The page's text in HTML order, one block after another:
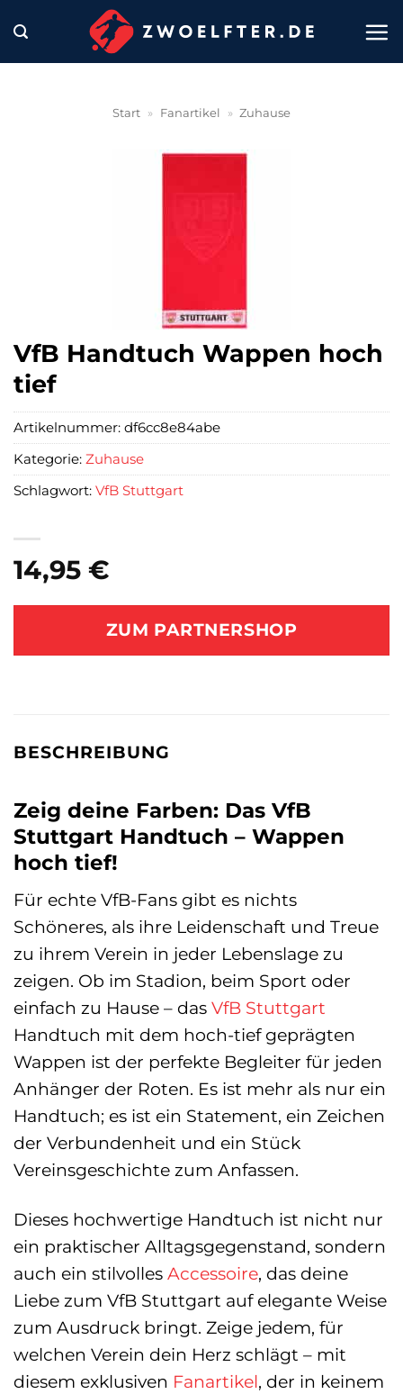
Inhalt
springen
Start » Fanartikel » Zuhause
VfB Handtuch Wappen hoch
tief
14,95 €
ZUM PARTNERSHOP
Artikelnummer: df6cc8e84abe
Kategorie: Zuhause
Schlagwort: VfB Stuttgart
BESCHREIBUNG
Zeig deine Farben: Das VfB
Stuttgart Handtuch – Wappen
hoch tief!
Für echte VfB-Fans gibt es nichts
Schöneres, als ihre Leidenschaft und Treue
zu ihrem Verein in jeder Lebenslage zu
zeigen. Ob im Stadion, beim Sport oder
einfach zu Hause – das VfB Stuttgart
Handtuch mit dem hoch-tief geprägten
Wappen ist der perfekte Begleiter für jeden
Anhänger der Roten. Es ist mehr als nur ein
Handtuch; es ist ein Statement, ein Zeichen
der Verbundenheit und ein Stück
Vereinsgeschichte zum Anfassen.
Dieses hochwertige Handtuch ist nicht nur
ein praktischer Alltagsgegenstand, sondern
auch ein stilvolles Accessoire, das deine
Liebe zum VfB Stuttgart auf elegante Weise
zum Ausdruck bringt. Zeige jedem, für
welchen Verein dein Herz schlägt – mit
diesem exklusiven Fanartikel, der in keinem